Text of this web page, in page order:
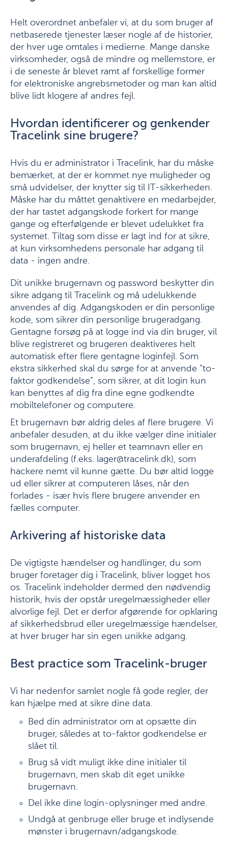
Helt overordnet anbefaler vi, at du som bruger af
netbaserede tjenester læser nogle af de historier,
der hver uge omtales i medierne. Mange danske
virksomheder, også de mindre og mellemstore, er
i de seneste år blevet ramt af forskellige former
for elektroniske angrebsmetoder og man kan altid
blive lidt klogere af andres fejl.
Hvordan identificerer og genkender
Tracelink sine brugere?
Hvis du er administrator i Tracelink, har du måske
bemærket, at der er kommet nye muligheder og
små udvidelser, der knytter sig til IT-sikkerheden.
Måske har du måttet genaktivere en medarbejder,
der har tastet adgangskode forkert for mange
gange og efterfølgende er blevet udelukket fra
systemet. Tiltag som disse er lagt ind for at sikre,
at kun virksomhedens personale har adgang til
data - ingen andre.
Dit unikke brugernavn og password beskytter din
sikre adgang til Tracelink og må udelukkende
anvendes af dig. Adgangskoden er din personlige
kode, som sikrer din personlige brugeradgang.
Gentagne forsøg på at logge ind via din bruger, vil
blive registreret og brugeren deaktiveres helt
automatisk efter flere gentagne loginfejl. Som
ekstra sikkerhed skal du sørge for at anvende “to-
faktor godkendelse”, som sikrer, at dit login kun
kan benyttes af dig fra dine egne godkendte
mobiltelefoner og computere.
Et brugernavn bør aldrig deles af flere brugere. Vi
anbefaler desuden, at du ikke vælger dine initialer
som brugernavn, ej heller et teamnavn eller en
underafdeling (f.eks. lager@tracelink.dk), som
hackere nemt vil kunne gætte. Du bør altid logge
ud eller sikrer at computeren låses, når den
forlades - især hvis flere brugere anvender en
fælles computer.
Arkivering af historiske data
De vigtigste hændelser og handlinger, du som
bruger foretager dig i Tracelink, bliver logget hos
os. Tracelink indeholder dermed den nødvendig
historik, hvis der opstår uregelmæssigheder eller
alvorlige fejl. Det er derfor afgørende for opklaring
af sikkerhedsbrud eller uregelmæssige hændelser,
at hver bruger har sin egen unikke adgang.
Best practice som Tracelink-bruger
Vi har nedenfor samlet nogle få gode regler, der
kan hjælpe med at sikre dine data.
Bed din administrator om at opsætte din
bruger, således at to-faktor godkendelse er
slået til.
Brug så vidt muligt ikke dine initialer til
brugernavn, men skab dit eget unikke
brugernavn.
Del ikke dine login-oplysninger med andre.
Undgå at genbruge eller bruge et indlysende
mønster i brugernavn/adgangskode.